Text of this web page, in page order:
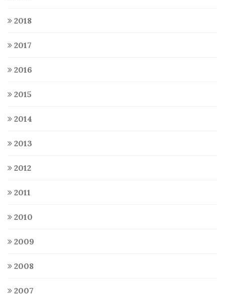
2018
2017
2016
2015
2014
2013
2012
2011
2010
2009
2008
2007